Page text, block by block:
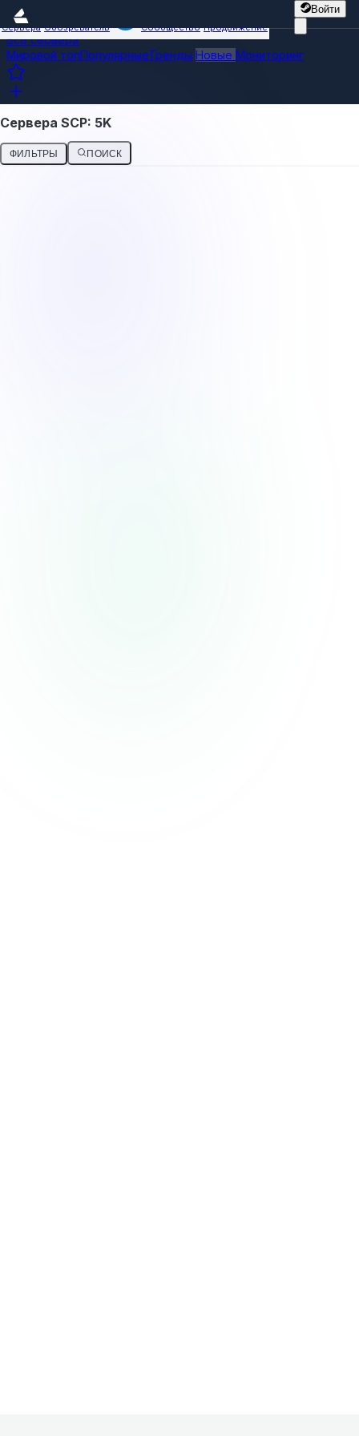
Войти
Сервера Обозреватель Сообщество Продвижение
Все сервера
Мировой топПопулярныеТренды Новые Мониторинг
Сервера SCP: 5K
ФИЛЬТРЫ ПОИСК